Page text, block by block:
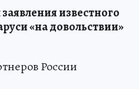
известного
«на довольствии»
России